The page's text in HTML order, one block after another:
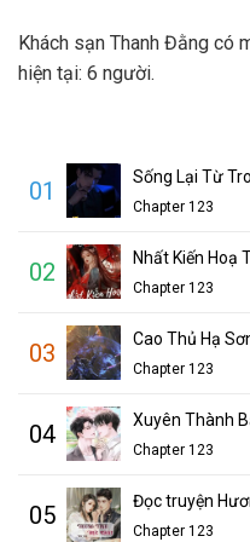
Khách sạn Thanh Đằng có
hiện tại: 6 người.
01 Sống Lại Từ
Chapter 123
02 Nhất Kiến Hoạ
Chapter 123
03 Cao Thủ Hạ
Chapter 123
04 Xuyên Thành
Chapter 123
05
Chapter 123